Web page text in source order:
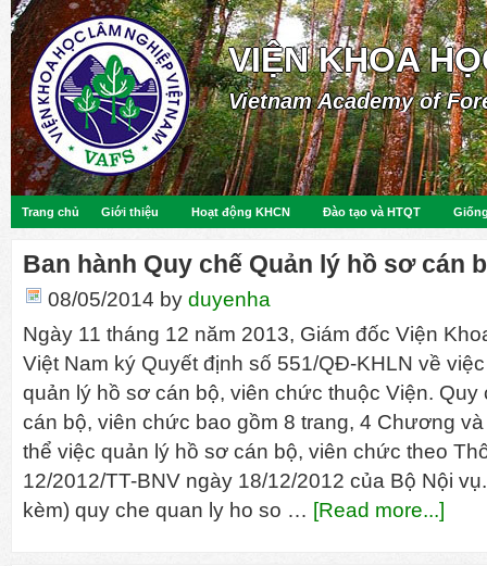
VIỆN KHOA
Vietnam Academy of
Trang chủ Giới thiệu Hoạt động KHCN Đào tạo và HTQT
Ban hành Quy chế Quản lý hồ sơ cán
08/05/2014 by duyenha
Ngày 11 tháng 12 năm 2013, Giám đốc Viện
Việt Nam ký Quyết định số 551/QĐ-KHLN về
quản lý hồ sơ cán bộ, viên chức thuộc Viện. Quy
cán bộ, viên chức bao gồm 8 trang, 4 Chương
thể việc quản lý hồ sơ cán bộ, viên chức theo
12/2012/TT-BNV ngày 18/12/2012 của Bộ Nội
kèm) quy che quan ly ho so … [Read more...]